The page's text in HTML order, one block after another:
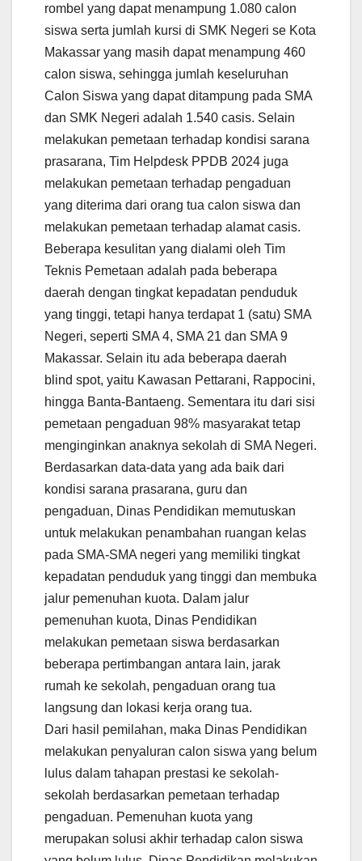
rombel yang dapat menampung 1.080 calon
siswa serta jumlah kursi di SMK Negeri se Kota
Makassar yang masih dapat menampung 460
calon siswa, sehingga jumlah keseluruhan
Calon Siswa yang dapat ditampung pada SMA
dan SMK Negeri adalah 1.540 casis. Selain
melakukan pemetaan terhadap kondisi sarana
prasarana, Tim Helpdesk PPDB 2024 juga
melakukan pemetaan terhadap pengaduan
yang diterima dari orang tua calon siswa dan
melakukan pemetaan terhadap alamat casis.
Beberapa kesulitan yang dialami oleh Tim
Teknis Pemetaan adalah pada beberapa
daerah dengan tingkat kepadatan penduduk
yang tinggi, tetapi hanya terdapat 1 (satu) SMA
Negeri, seperti SMA 4, SMA 21 dan SMA 9
Makassar. Selain itu ada beberapa daerah
blind spot, yaitu Kawasan Pettarani, Rappocini,
hingga Banta-Bantaeng. Sementara itu dari sisi
pemetaan pengaduan 98% masyarakat tetap
menginginkan anaknya sekolah di SMA Negeri.
Berdasarkan data-data yang ada baik dari
kondisi sarana prasarana, guru dan
pengaduan, Dinas Pendidikan memutuskan
untuk melakukan penambahan ruangan kelas
pada SMA-SMA negeri yang memiliki tingkat
kepadatan penduduk yang tinggi dan membuka
jalur pemenuhan kuota. Dalam jalur
pemenuhan kuota, Dinas Pendidikan
melakukan pemetaan siswa berdasarkan
beberapa pertimbangan antara lain, jarak
rumah ke sekolah, pengaduan orang tua
langsung dan lokasi kerja orang tua.
Dari hasil pemilahan, maka Dinas Pendidikan
melakukan penyaluran calon siswa yang belum
lulus dalam tahapan prestasi ke sekolah-
sekolah berdasarkan pemetaan terhadap
pengaduan. Pemenuhan kuota yang
merupakan solusi akhir terhadap calon siswa